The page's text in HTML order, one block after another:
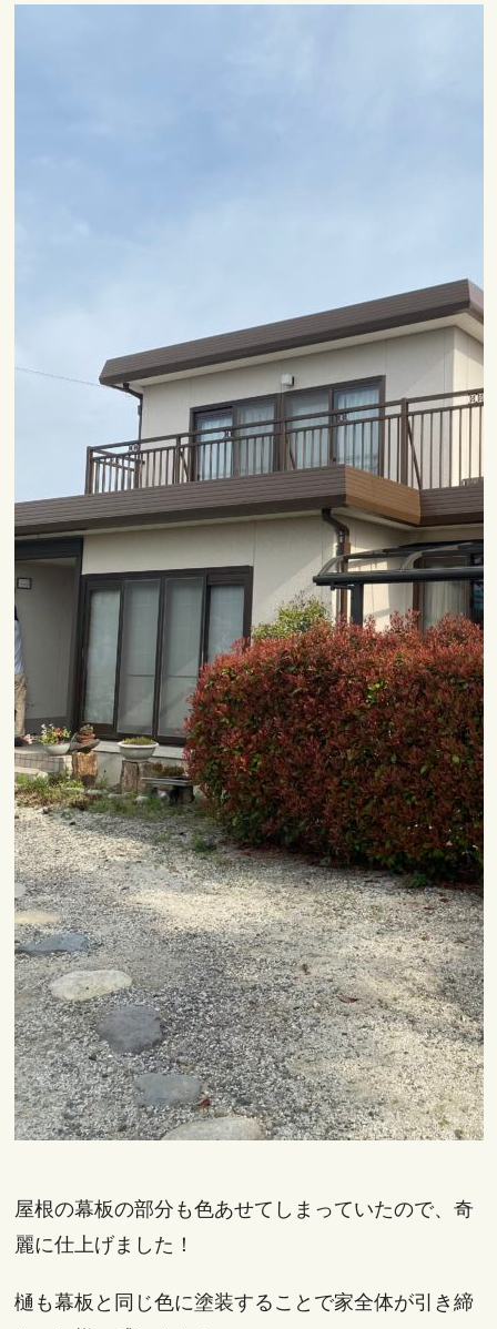
屋根の幕板の部分も色あせてしまっていたので、奇
麗に仕上げました！
樋も幕板と同じ色に塗装することで家全体が引き締